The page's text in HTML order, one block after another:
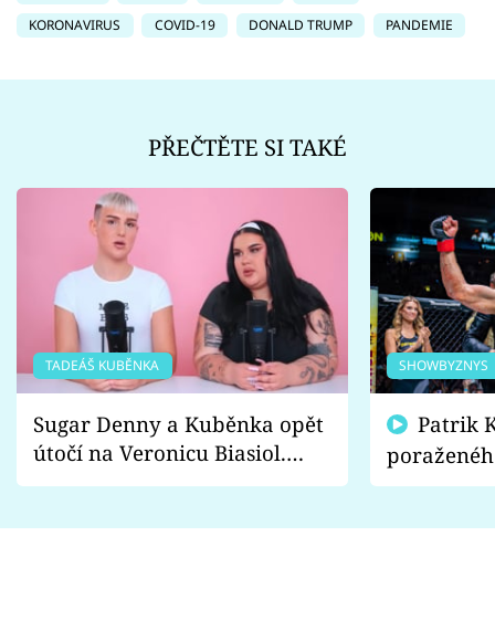
KORONAVIRUS
COVID-19 DONALD TRUMP PANDEMIE
PŘEČTĚTE SI TAKÉ
TADEÁŠ KUBĚNKA
Sugar Denny a Kuběnka opět
útočí na Veronicu Biasiol.
Proč je podle nich falešná a
SHOWBYZNYS
fanoušci